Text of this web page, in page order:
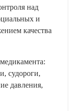
над
и
качества
судороги,
давления,